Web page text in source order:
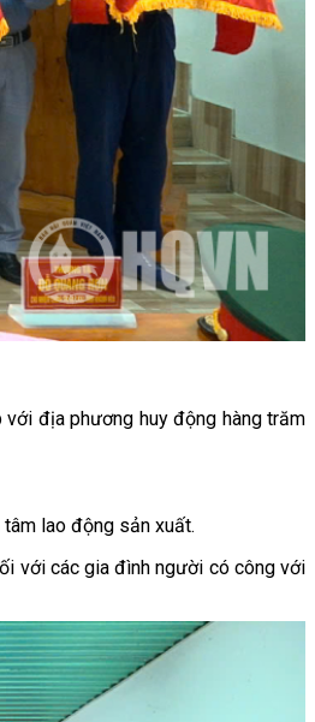
với địa phương huy động hàng trăm
lao động sản xuất.
với các gia đình người có công với